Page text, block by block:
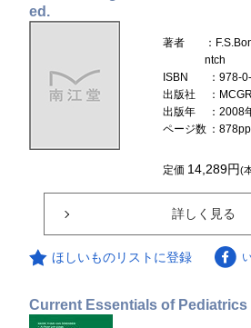
ed.
著者
：
ntch
ISBN
：978-
出版社
：
出版年
：2008
ページ数 ：878pp.
定価 14,289円(
詳しく見る
ほしいものリストに登録
Current Essentials of Pediatrics